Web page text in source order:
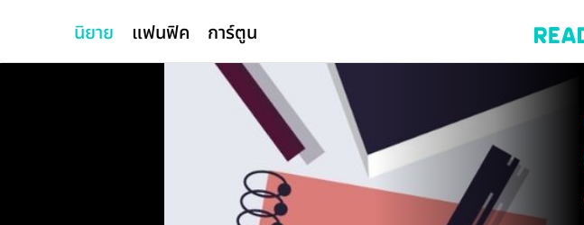
นิยาย แฟนฟิค การ์ตูน